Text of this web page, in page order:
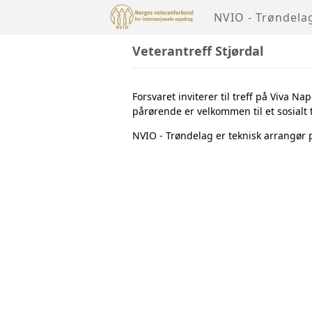
NVIO -
Veterantreff Stjørdal
Forsvaret inviterer til treff på Viva
pårørende er velkommen til et sosialt
NVIO - Trøndelag er teknisk arrangør